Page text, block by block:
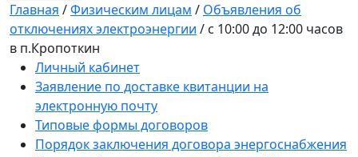
Главная /Физическим лицам / Объявления об
отключениях электроэнергии / с 10:00 до 12:00 часов
в п.Кропоткин
Личный кабинет
Заявление по доставке квитанции на
электронную почту
Типовые формы договоров
Порядок заключения договора энергоснабжения